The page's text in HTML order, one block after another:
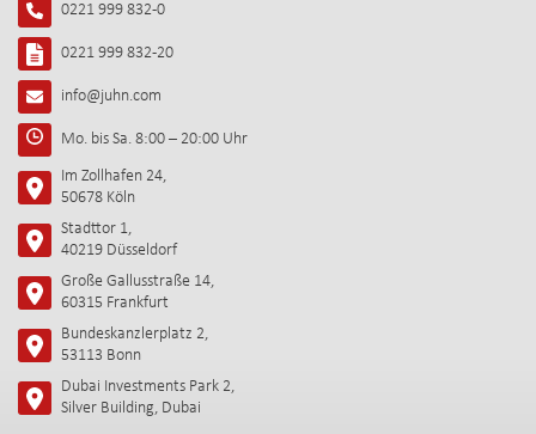
0221 999 832-0
0221 999 832-20
info@juhn.com
Mo. bis Sa. 8:00 – 20:00 Uhr
Im Zollhafen 24,
50678 Köln
Stadttor 1,
40219 Düsseldorf
Große Gallusstraße 14,
60315 Frankfurt
Bundeskanzlerplatz 2,
53113 Bonn
Dubai Investments Park 2,
Silver Building, Dubai